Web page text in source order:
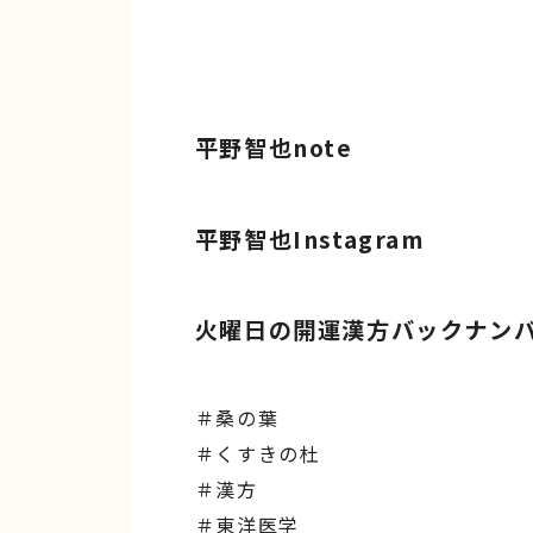
平野智也note
平野智也Instagram
火曜日の開運漢方バックナン
＃桑の葉
＃くすきの杜
＃漢方
＃東洋医学